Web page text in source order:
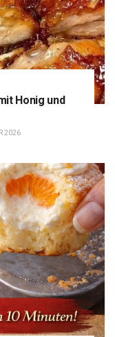
Honig und
2026